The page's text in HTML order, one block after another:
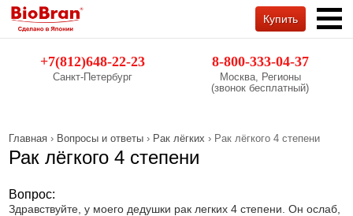
+7(812)648-22-23
Санкт-Петербург
8-800-333-04-37
Москва, Регионы
(звонок бесплатный)
Купить
Главная › Вопросы и ответы › Рак лёгких › Рак лёгкого 4 степени
Рак лёгкого 4 степени
Вопрос:
Здравствуйте, у моего дедушки рак легких 4 степени. Он ослаб,